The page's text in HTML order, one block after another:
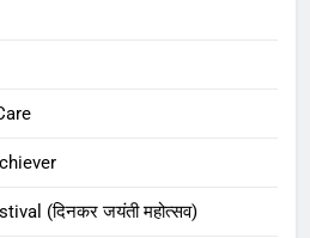
(दिनकर जयंती महोत्सव)